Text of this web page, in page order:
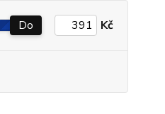
Do Kč